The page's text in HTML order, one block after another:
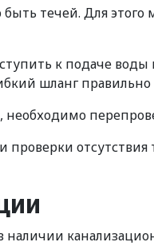
течей. Для
к подаче
шланг
необходимо
проверки